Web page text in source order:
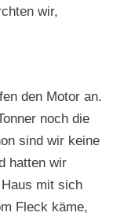
wir,
den Motor an.
noch die
sind wir keine
hat­ten wir
mit sich
Fleck käme,